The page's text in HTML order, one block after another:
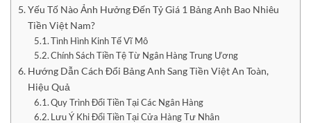
Yếu Tố Nào Ảnh Hưởng Đến Tỷ Giá 1 Bảng Anh Bao Nhiêu
Tiền Việt Nam?
Tình Hình Kinh Tế Vĩ Mô
Chính Sách Tiền Tệ Từ Ngân Hàng Trung Ương
Hướng Dẫn Cách Đổi Bảng Anh Sang Tiền Việt An Toàn,
Hiệu Quả
Quy Trình Đổi Tiền Tại Các Ngân Hàng
Lưu Ý Khi Đổi Tiền Tại Cửa Hàng Tư Nhân